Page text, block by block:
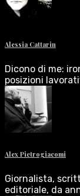
Alessia Cattarin
Dicono di me:
posizioni
Alex Pietrogiacomi
Giornalista,
editoriale, da